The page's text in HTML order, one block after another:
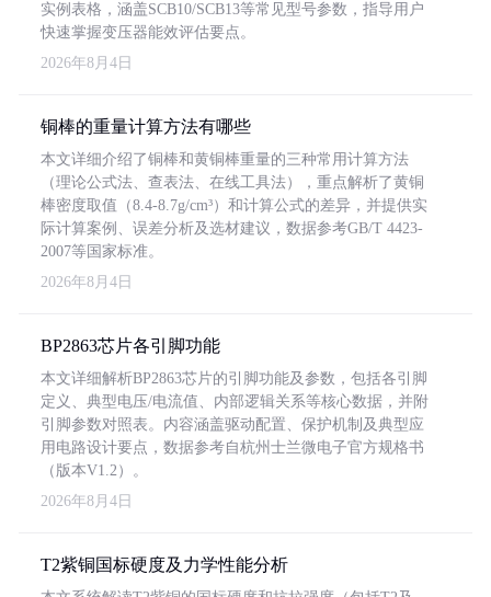
实例表格，涵盖SCB10/SCB13等常见型号参数，指导用户
快速掌握变压器能效评估要点。
2026年8月4日
铜棒的重量计算方法有哪些
本文详细介绍了铜棒和黄铜棒重量的三种常用计算方法
（理论公式法、查表法、在线工具法），重点解析了黄铜
棒密度取值（8.4-8.7g/cm³）和计算公式的差异，并提供实
际计算案例、误差分析及选材建议，数据参考GB/T 4423-
2007等国家标准。
2026年8月4日
BP2863芯片各引脚功能
本文详细解析BP2863芯片的引脚功能及参数，包括各引脚
定义、典型电压/电流值、内部逻辑关系等核心数据，并附
引脚参数对照表。内容涵盖驱动配置、保护机制及典型应
用电路设计要点，数据参考自杭州士兰微电子官方规格书
（版本V1.2）。
2026年8月4日
T2紫铜国标硬度及力学性能分析